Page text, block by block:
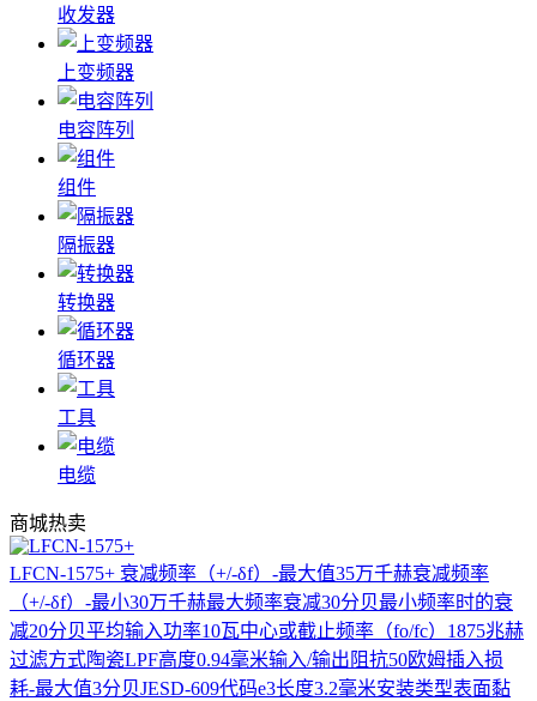
收发器
上变频器
电容阵列
组件
隔振器
转换器
循环器
工具
电缆
商城热卖
LFCN-1575+ 衰减频率（+/-δf）-最大值35万千赫衰减频率
（+/-δf）-最小30万千赫最大频率衰减30分贝最小频率时的衰
减20分贝平均输入功率10瓦中心或截止频率（fo/fc）1875兆赫
过滤方式陶瓷LPF高度0.94毫米输入/输出阻抗50欧姆插入损
耗-最大值3分贝JESD-609代码e3长度3.2毫米安装类型表面黏